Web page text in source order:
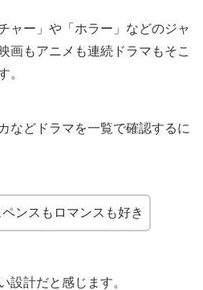
ャー」や「ホラー」などのジャ
画もアニメも連続ドラマもそこ
。
などドラマを一覧で確認するに
ンスもロマンスも好き
設計だと感じます。